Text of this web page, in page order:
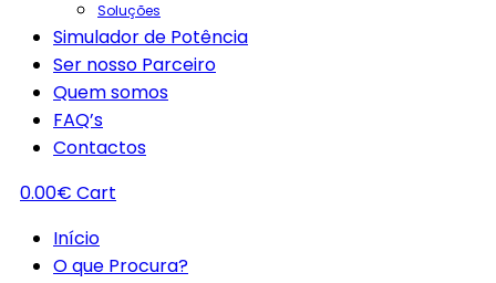
Soluções
Simulador de Potência
Ser nosso Parceiro
Quem somos
FAQ’s
Contactos
0.00€ Cart
Início
O que Procura?